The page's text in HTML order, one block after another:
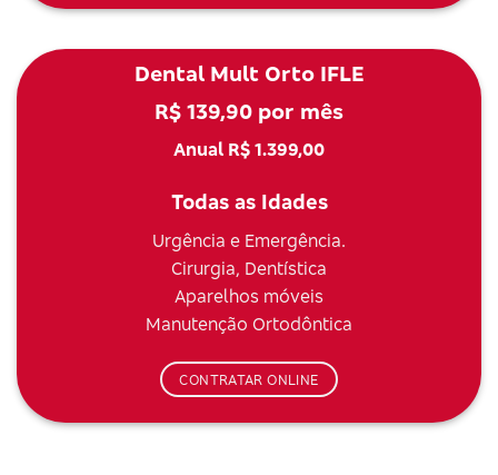
Dental Mult Orto IFLE
R$ 139,90 por mês
Anual R$ 1.399,00
Todas as Idades
Urgência e Emergência.
Cirurgia, Dentística
Aparelhos móveis
Manutenção Ortodôntica
CONTRATAR ONLINE